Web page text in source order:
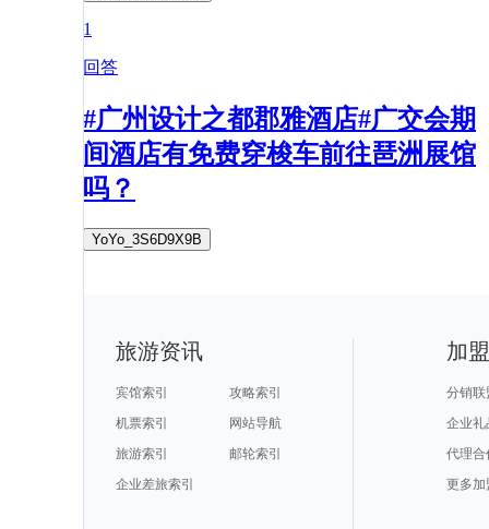
1
回答
#广州设计之都郡雅酒店#广交会期
间酒店有免费穿梭车前往琶洲展馆
吗？
YoYo_3S6D9X9B
旅游资讯
宾馆索引
攻略索引
机票索引
网站导航
旅游索引
邮轮索引
企业差旅索引
加
分销联
企业礼
代理合
更多加